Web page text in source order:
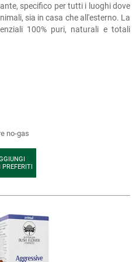
specifico per tutti i luoghi dove
sia in casa che all'esterno. La
100% puri, naturali e totali
no-gas
PREFERITI